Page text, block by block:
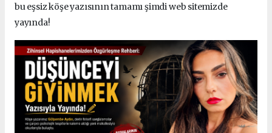
bu eşsiz köşe yazısının tamamı şimdi web sitemizde
yayında!